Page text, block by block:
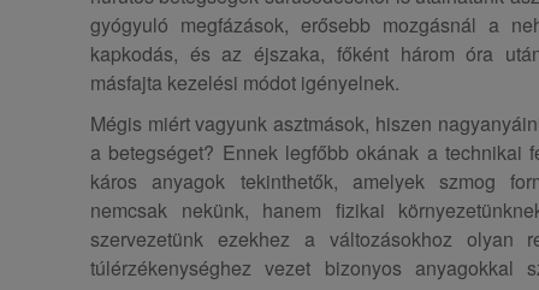
gyógyuló megfázások, erősebb mozgásnál a
kapkodás, és az éjszaka, főként három óra
másfajta kezelési módot igényelnek.
Mégis miért vagyunk asztmások, hiszen
a betegséget? Ennek legfőbb okának a technikai
káros anyagok tekinthetők, amelyek szmog
nemcsak nekünk, hanem fizikai
szervezetünk ezekhez a változásokhoz olyan
túlérzékenységhez vezet bizonyos anyagokkal